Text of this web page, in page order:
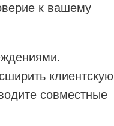
к вашему
клиентскую
совместные